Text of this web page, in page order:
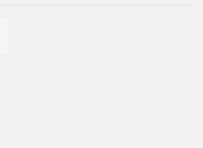
действиями пользователей в сети.
ответственность за
в домене; просматривать отчеты о
данные в желаемый формат.